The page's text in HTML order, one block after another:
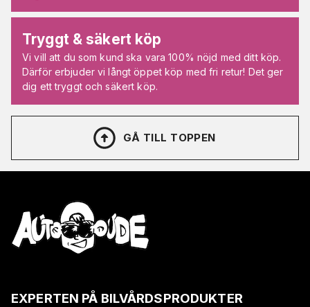
Tryggt & säkert köp
Vi vill att du som kund ska vara 100% nöjd med ditt köp.
Därför erbjuder vi långt öppet köp med fri retur! Det ger
dig ett tryggt och säkert köp.
GÅ TILL TOPPEN
EXPERTEN PÅ BILVÅRDSPRODUKTER